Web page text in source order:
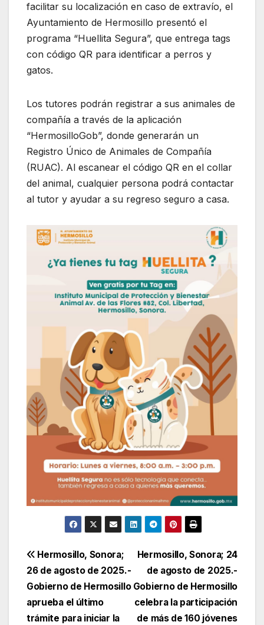
facilitar su localización en caso de extravío, el
Ayuntamiento de Hermosillo presentó el
programa “Huellita Segura”, que entrega tags
con código QR para identificar a perros y
gatos.
Los tutores podrán registrar a sus animales de
compañía a través de la aplicación
“HermosilloGob”, donde generarán un
Registro Único de Animales de Compañía
(RUAC). Al escanear el código QR en el collar
del animal, cualquier persona podrá contactar
al tutor y ayudar a su regreso seguro a casa.
Navegación
de
entradas
Hermosillo, Sonora; 24
de agosto de 2025.-
Gobierno de Hermosillo
celebra la participación
de más de 160 jóvenes
Hermosillo, Sonora;
26 de agosto de 2025.-
Gobierno de Hermosillo
aprueba el último
trámite para iniciar la